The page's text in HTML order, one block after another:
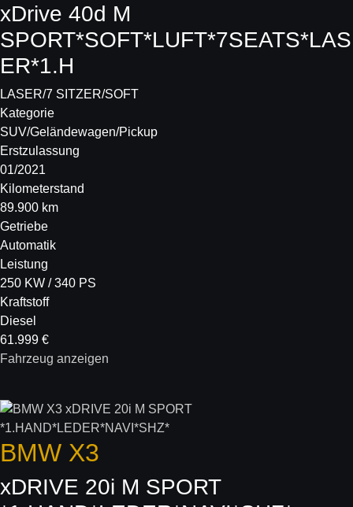
xDrive 40d M
SPORT*SOFT*LUFT*7SEATS*LAS
ER*1.H
LASER/7 SITZER/SOFT
Kategorie
SUV/Geländewagen/Pickup
Erstzulassung
01/2021
Kilometerstand
89.900 km
Getriebe
Automatik
Leistung
250 KW / 340 PS
Kraftstoff
Diesel
61.999 €
Fahrzeug anzeigen
BMW X3
xDRIVE 20i M SPORT